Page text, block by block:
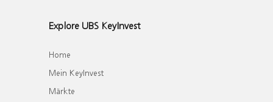
Explore UBS KeyInvest
Home
Mein KeyInvest
Märkte